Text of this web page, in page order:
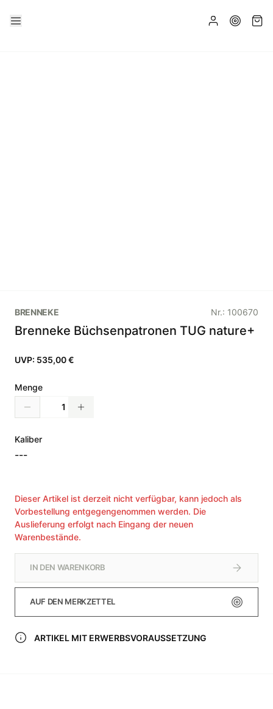
BRENNEKE Nr.: 100670
Brenneke Büchsenpatronen TUG nature+
UVP: 535,00 €
Menge
Kaliber
---
Dieser Artikel ist derzeit nicht verfügbar, kann jedoch als
Vorbestellung entgegengenommen werden. Die
Auslieferung erfolgt nach Eingang der neuen
Warenbestände.
IN DEN WARENKORB
AUF DEN MERKZETTEL
ARTIKEL MIT ERWERBSVORAUSSETZUNG